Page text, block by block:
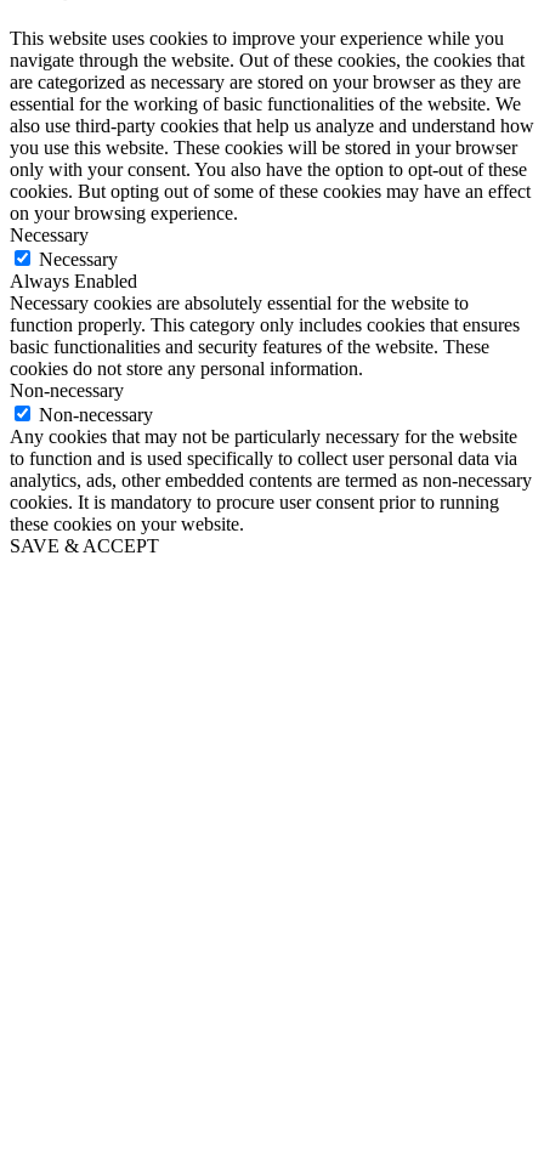
This website uses cookies to improve your experience while you
navigate through the website. Out of these cookies, the cookies that
are categorized as necessary are stored on your browser as they are
essential for the working of basic functionalities of the website. We
also use third-party cookies that help us analyze and understand how
you use this website. These cookies will be stored in your browser
only with your consent. You also have the option to opt-out of these
cookies. But opting out of some of these cookies may have an effect
on your browsing experience.
Necessary
Necessary
Always Enabled
Necessary cookies are absolutely essential for the website to
function properly. This category only includes cookies that ensures
basic functionalities and security features of the website. These
cookies do not store any personal information.
Non-necessary
Non-necessary
Any cookies that may not be particularly necessary for the website
to function and is used specifically to collect user personal data via
analytics, ads, other embedded contents are termed as non-necessary
cookies. It is mandatory to procure user consent prior to running
these cookies on your website.
SAVE & ACCEPT